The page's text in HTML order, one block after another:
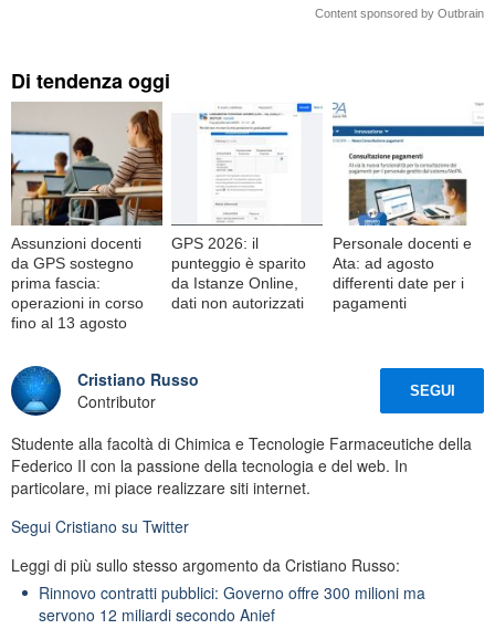
Content sponsored by Outbrain
Di tendenza oggi
Assunzioni docenti
da GPS sostegno
prima fascia:
operazioni in corso
fino al 13 agosto
GPS 2026: il
punteggio è sparito
da Istanze Online,
dati non autorizzati
Personale docenti e
Ata: ad agosto
differenti date per i
pagamenti
Cristiano Russo
Contributor
SEGUI
Studente alla facoltà di Chimica e Tecnologie Farmaceutiche della
Federico II con la passione della tecnologia e del web. In
particolare, mi piace realizzare siti internet.
Segui Cristiano su Twitter
Leggi di più sullo stesso argomento da Cristiano Russo:
Rinnovo contratti pubblici: Governo offre 300 milioni ma
servono 12 miliardi secondo Anief